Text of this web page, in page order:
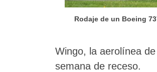
Rodaje de un Boeing
Wingo, la aerolínea
semana de receso.